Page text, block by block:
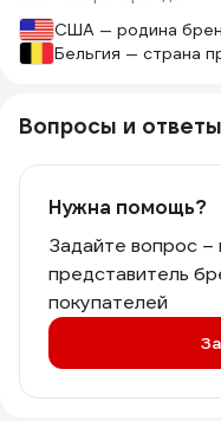
США — родина
Бельгия — страна
Вопросы и ответы
Нужна помощь?
Задайте вопрос –
представитель
покупателей